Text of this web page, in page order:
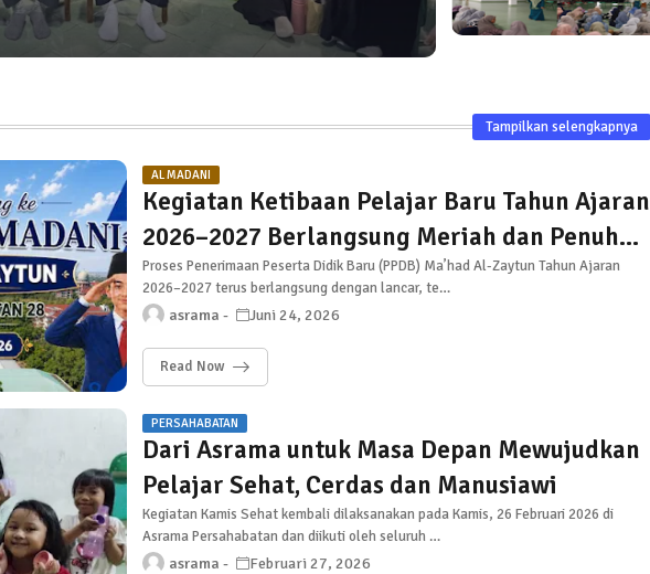
Tampilkan selengkapnya
AL MADANI
Kegiatan Ketibaan Pelajar Baru Tahun Ajaran
2026–2027 Berlangsung Meriah dan Penuh
Sukacita
Proses Penerimaan Peserta Didik Baru (PPDB) Ma’had Al-Zaytun Tahun Ajaran
2026–2027 terus berlangsung dengan lancar, te…
asrama Juni 24, 2026
Read Now
PERSAHABATAN
Dari Asrama untuk Masa Depan Mewujudkan
Pelajar Sehat, Cerdas dan Manusiawi
Kegiatan Kamis Sehat kembali dilaksanakan pada Kamis, 26 Februari 2026 di
Asrama Persahabatan dan diikuti oleh seluruh …
asrama Februari 27, 2026